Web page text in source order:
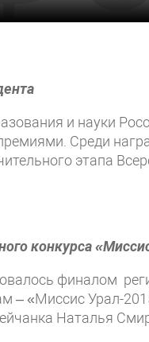
и науки
Среди
этапа
конкурса
финалом
– «Миссис Урал-
Наталья